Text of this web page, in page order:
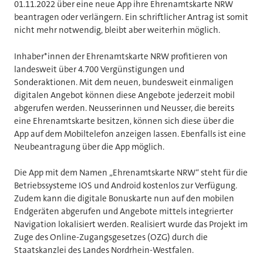
01.11.2022 über eine neue App ihre Ehrenamtskarte NRW
beantragen oder verlängern. Ein schriftlicher Antrag ist somit
nicht mehr notwendig, bleibt aber weiterhin möglich.
Inhaber*innen der Ehrenamtskarte NRW profitieren von
landesweit über 4.700 Vergünstigungen und
Sonderaktionen. Mit dem neuen, bundesweit einmaligen
digitalen Angebot können diese Angebote jederzeit mobil
abgerufen werden. Neusserinnen und Neusser, die bereits
eine Ehrenamtskarte besitzen, können sich diese über die
App auf dem Mobiltelefon anzeigen lassen. Ebenfalls ist eine
Neubeantragung über die App möglich.
Die App mit dem Namen „Ehrenamtskarte NRW“ steht für die
Betriebssysteme IOS und Android kostenlos zur Verfügung.
Zudem kann die digitale Bonuskarte nun auf den mobilen
Endgeräten abgerufen und Angebote mittels integrierter
Navigation lokalisiert werden. Realisiert wurde das Projekt im
Zuge des Online-Zugangsgesetzes (OZG) durch die
Staatskanzlei des Landes Nordrhein-Westfalen.